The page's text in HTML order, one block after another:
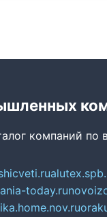
компаний по
today.ru